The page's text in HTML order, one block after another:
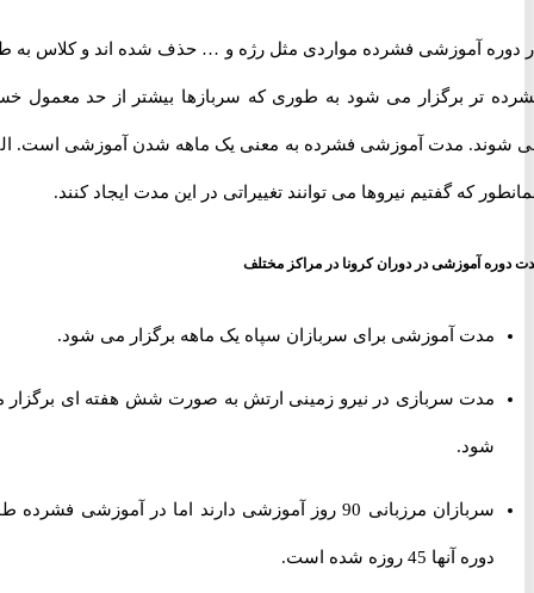
آموزشی فشرده مواردی مثل رژه و … حذف شده اند و کلاس به طور
تر برگزار می شود به طوری که سربازها بیشتر از حد معمول خسته
مدت آموزشی فشرده به معنی یک ماهه شدن آموزشی است. البته
که گفتیم نیروها می توانند تغییراتی در این مدت ایجاد کنند.
آموزشی در دوران کرونا در مراکز مختلف
مدت آموزشی برای سربازان سپاه یک ماهه برگزار می شود.
مدت سربازی در نیرو زمینی ارتش به صورت شش هفته ای برگزار می
شود.
سربازان مرزبانی 90 روز آموزشی دارند اما در آموزشی فشرده طول
دوره آنها 45 روزه شده است.